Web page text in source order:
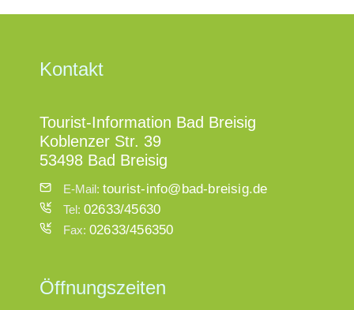
Kontakt
Tourist-Information Bad Breisig
Koblenzer Str. 39
53498 Bad Breisig
E-Mail: tourist-info@bad-breisig.de
Tel: 02633/45630
Fax: 02633/456350
Öffnungszeiten